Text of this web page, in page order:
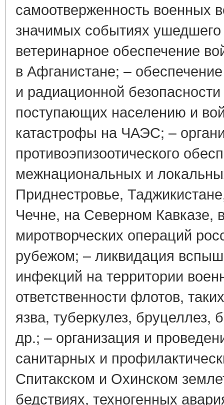
самоотверженность военных
значимых событиях ушедшего
ветеринарное обеспечение
в Афганистане; –
и радиационной
поступающих населению и
катастрофы на ЧАЭС; –
противоэпизоотического
межнациональных и
Приднестровье,
Чечне, на Северном Кавказе,
миротворческих операций
рубежом; – ликвидация
инфекций на территории
ответственности флотов,
язва, туберкулез, бруцеллез,
др.; – организация и
санитарных и
Спитакском и Охинском
бедствиях, техногенных